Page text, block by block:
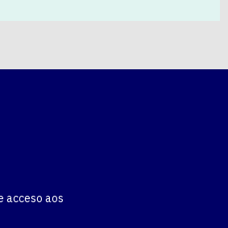
acceso aos